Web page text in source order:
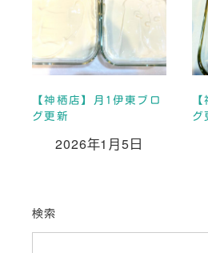
【神栖店】月1伊東ブロ
グ更新
投稿日
2026年1月5日
グ
検索